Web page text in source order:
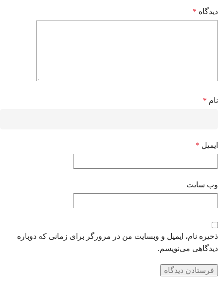
دیدگاه *
نام *
ایمیل *
وب‌ سایت
ذخیره نام، ایمیل و وبسایت من در مرورگر برای زمانی که دوباره
دیدگاهی می‌نویسم.